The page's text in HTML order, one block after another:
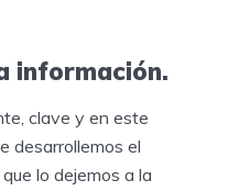
información.
clave y en este
desarrollemos el
lo dejemos a la